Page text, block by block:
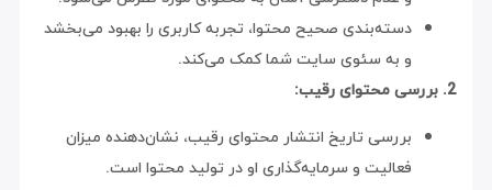
دسته‌بندی صحیح محتوا، تجربه کاربری را بهبود می‌بخشد
و به سئوی سایت شما کمک می‌کند.
2. بررسی محتوای رقیب:
بررسی تاریخ انتشار محتوای رقیب، نشان‌دهنده میزان
فعالیت و سرمایه‌گذاری او در تولید محتوا است.